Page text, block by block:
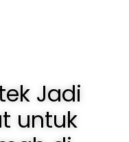
Jadi
untuk